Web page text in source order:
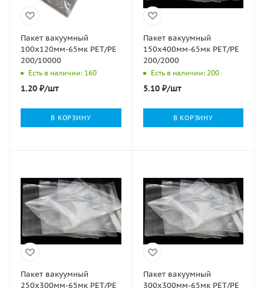
Пакет вакуумный
100х120мм-65мк РЕТ/РЕ
200/10000
Есть в наличии: 160
1.20 ₽/шт
В КОРЗИНУ
Пакет вакуумный
150х400мм-65мк РЕТ/РЕ
200/2000
Есть в наличии: 200
5.10₽/шт
В КОРЗИНУ
Пакет вакуумный
250х300мм-65мк РЕТ/РЕ
Пакет вакуумный
300х300мм-65мк РЕТ/РЕ